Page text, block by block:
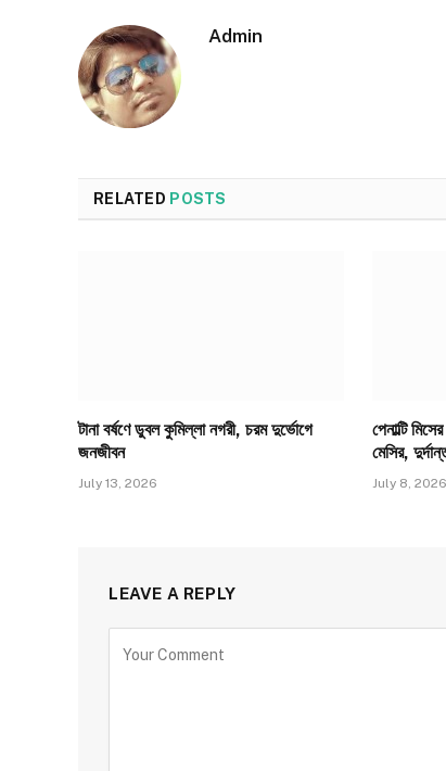
Admin
RELATED POSTS
টানা বর্ষণে ডুবল কুমিল্লা নগরী, চরম দুর্ভোগে
জনজীবন
July 13, 2026
পেনাল্টি
মেসির,
July 8, 2026
LEAVE A REPLY